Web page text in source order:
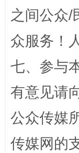
“蜀中异人
完善运行机
之间公众/
众服务！
七、参与
有意见请
公众传媒
传媒网的